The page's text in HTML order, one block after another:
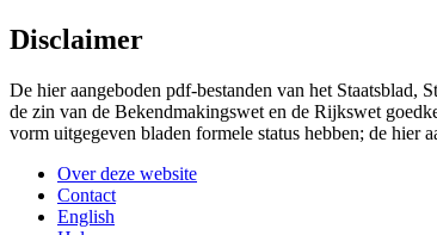
Disclaimer
De hier aangeboden pdf-bestanden van het Staatsblad,
de zin van de Bekendmakingswet en de Rijkswet
vorm uitgegeven bladen formele status hebben; de hier
Over deze website
Contact
English